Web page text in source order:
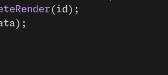
(id);